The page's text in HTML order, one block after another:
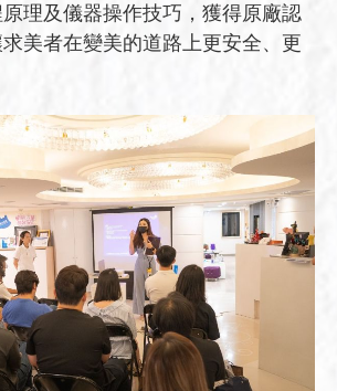
理及儀器操作技巧，獲得原廠認
美者在變美的道路上更安全、更